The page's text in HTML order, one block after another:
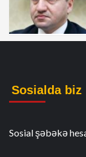
Sosialda biz
Sosial şəbəkə